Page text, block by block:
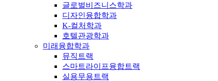
글로벌비즈니스학과
디자인융합학과
K-컬처학과
호텔관광학과
미래융합학과
뮤직트랙
스마트라이프융합트랙
실용무용트랙